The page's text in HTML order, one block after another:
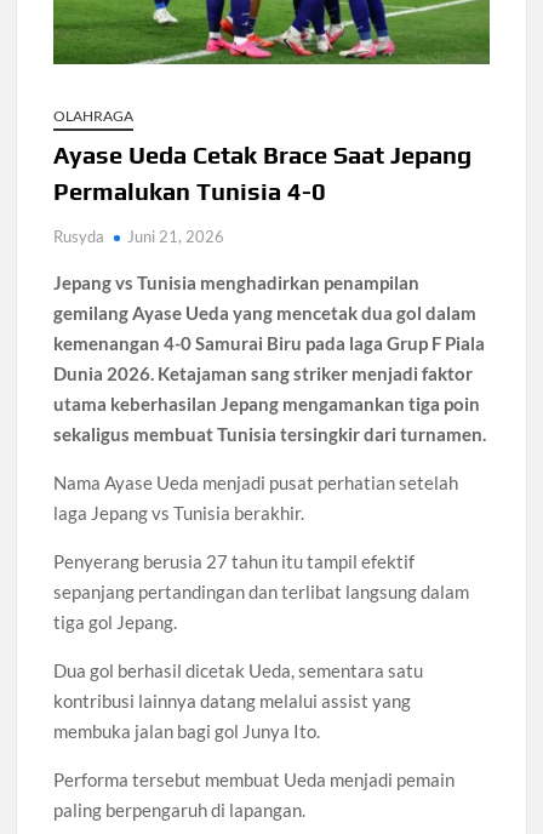
Dokter Ungkap Dampak Padel pada Cedera Kaki 2026
Sidang MK Bahas Tanggung Jawab Maskapai Saat Delay
Box Office Hollywood 2026 Tembus 4 Film Rp18 Triliun
108 Pesantren Tangsel Dapat Internet Gratis dan
Pelatihan AI
OLAHRAGA
Ayase Ueda Cetak Brace Saat Jepang
Permalukan Tunisia 4-0
Rusyda Juni 21, 2026
Jepang vs Tunisia menghadirkan penampilan
gemilang Ayase Ueda yang mencetak dua gol dalam
kemenangan 4-0 Samurai Biru pada laga Grup F Piala
Dunia 2026. Ketajaman sang striker menjadi faktor
utama keberhasilan Jepang mengamankan tiga poin
sekaligus membuat Tunisia tersingkir dari turnamen.
Nama Ayase Ueda menjadi pusat perhatian setelah
laga Jepang vs Tunisia berakhir.
Penyerang berusia 27 tahun itu tampil efektif
sepanjang pertandingan dan terlibat langsung dalam
tiga gol Jepang.
Dua gol berhasil dicetak Ueda, sementara satu
kontribusi lainnya datang melalui assist yang
membuka jalan bagi gol Junya Ito.
Performa tersebut membuat Ueda menjadi pemain
paling berpengaruh di lapangan.